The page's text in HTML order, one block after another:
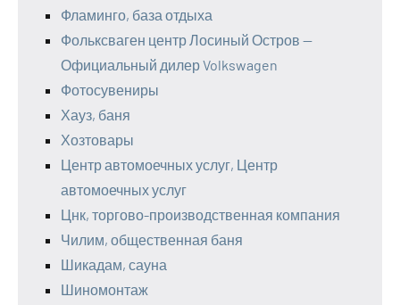
Фламинго, база отдыха
Фольксваген центр Лосиный Остров —
Официальный дилер Volkswagen
Фотосувениры
Хауз, баня
Хозтовары
Центр автомоечных услуг, Центр
автомоечных услуг
Цнк, торгово-производственная компания
Чилим, общественная баня
Шикадам, сауна
Шиномонтаж